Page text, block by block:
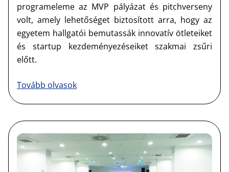
programeleme az MVP pályázat és pitchverseny
volt, amely lehetőséget biztosított arra, hogy az
egyetem hallgatói bemutassák innovatív ötleteiket
és startup kezdeményezéseiket szakmai zsűri
előtt.
Tovább olvasok